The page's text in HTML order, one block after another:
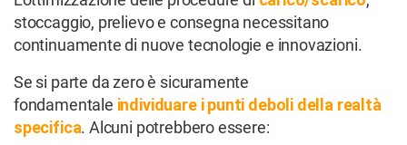
stoccaggio, prelievo e consegna necessitano
continuamente di nuove tecnologie e innovazioni.
Se si parte da zero è sicuramente
fondamentale individuare i punti deboli della realtà
specifica. Alcuni potrebbero essere: